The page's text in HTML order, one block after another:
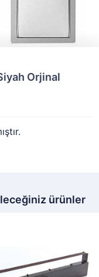
Orjinal
ürünler